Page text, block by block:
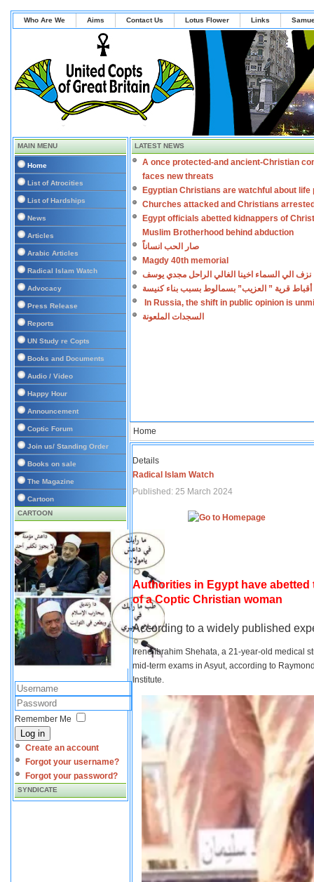
Who Are We Aims Contact Us Lotus Flower Links
MAIN MENU
Home
List of Atrocities
List of Hardships
News
Articles
Arabic Articles
Radical Islam Watch
Advocacy
Press Release
Reports
UN Study re Copts
Books and Documents
Audio / Video
Happy Hour
Announcement
Coptic Forum
Join us/ Standing Order
Books on sale
The Magazine
Cartoon
CARTOON
Remember Me
Log in
Create an account
Forgot your username?
Forgot your password?
SYNDICATE
LATEST NEWS
A once protected-and ancient-Christian
faces new threats
Egyptian Christians are watchful about life
Churches attacked and Christians
Egypt officials abetted kidnappers of
Muslim Brotherhood behind abduction
صار الحب انساناً
Magdy 40th memorial
نزف الي السماء اخينا الغالي الراحل مجدي يوسف
أقباط قرية ” العزيب” بسمالوط بسبب بناء كنيسة
In Russia, the shift in public opinion is
السجدات الملعونة
Home
Details
Radical Islam Watch
Published: 25 March 2024
Authorities in Egypt have
of a Coptic Christian woman
According to a widely published
Irene Ibrahim Shehata, a 21-year-old medical
mid-term exams in Asyut, according to
Institute.